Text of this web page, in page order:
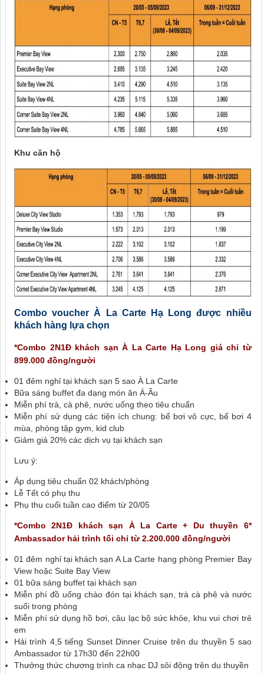
Khu căn hộ
Combo voucher À La Carte Hạ Long được nhiều
khách hàng lựa chọn
*Combo 2N1Đ khách sạn À La Carte Hạ Long giá chỉ từ
899.000 đồng/người
01 đêm nghỉ tại khách sạn 5 sao À La Carte
Bữa sáng buffet đa dạng món ăn Á-Âu
Miễn phí trà, cà phê, nước uống theo tiêu chuẩn
Miễn phí sử dụng các tiện ích chung: bể bơi vô cực, bể bơi 4
mùa, phòng tập gym, kid club
Giảm giá 20% các dịch vụ tại khách sạn
Lưu ý:
Áp dụng tiêu chuẩn 02 khách/phòng
Lễ Tết có phụ thu
Phụ thu cuối tuần cao điểm từ 20/05
*Combo 2N1Đ khách sạn À La Carte + Du thuyền 6*
Ambassador hải trình tối chỉ từ 2.200.000 đồng/người
01 đêm nghỉ tại khách sạn A La Carte hạng phòng Premier Bay
View hoặc Suite Bay View
01 bữa sáng buffet tại khách sạn
Miễn phí đồ uống chào đón tại khách sạn, trà cà phê và nước
suối trong phòng
Miễn phí sử dụng hồ bơi, câu lạc bộ sức khỏe, khu vui chơi trẻ
em
Hải trình 4,5 tiếng Sunset Dinner Cruise trên du thuyền 5 sao
Ambassador từ 17h30 đến 22h00
Thưởng thức chương trình ca nhạc DJ sôi động trên du thuyền